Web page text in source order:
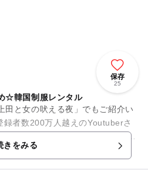
保存
25
☆韓国制服レンタル
田と女の吠える夜」でもご紹介い
録者数200万人越えのYoutuberさ
いただいた 新大久保にある新
きをみる